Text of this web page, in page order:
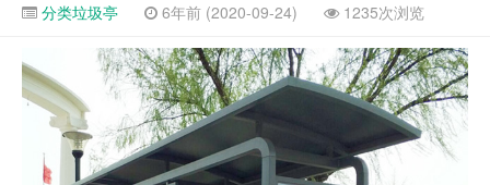
分类垃圾亭 6年前 (2020-09-24) 1235次浏览